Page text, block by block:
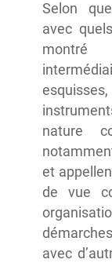
Selon
avec
montré
nature
et
de vue
avec